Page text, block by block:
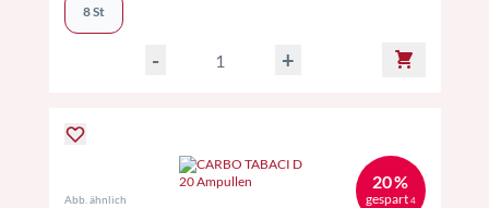
8 St
- +
20 %
gespart 4
Abb. ähnlich